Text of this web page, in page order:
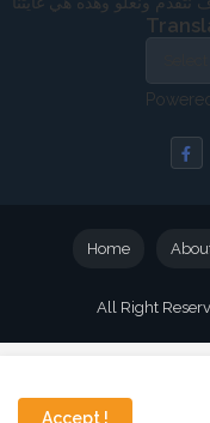
All Right
Home
Accept !